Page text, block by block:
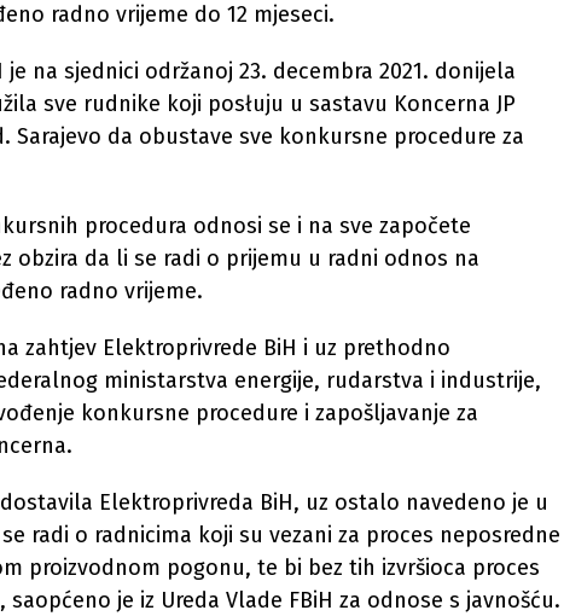
radno vrijeme do 12 mjeseci.
je na sjednici održanoj 23. decembra 2021. donijela
sve rudnike koji posłuju u sastavu Koncerna JP
Sarajevo da obustave sve konkursne procedure za
procedura odnosi se i na sve započete
obzira da li se radi o prijemu u radni odnos na
radno vrijeme.
zahtjev Elektroprivrede BiH i uz prethodno
ministarstva energije, rudarstva i industrije,
konkursne procedure i zapošljavanje za
Elektroprivreda BiH, uz ostalo navedeno je u
radi o radnicima koji su vezani za proces neposredne
proizvodnom pogonu, te bi bez tih izvršioca proces
je iz Ureda Vlade FBiH za odnose s javnošću.